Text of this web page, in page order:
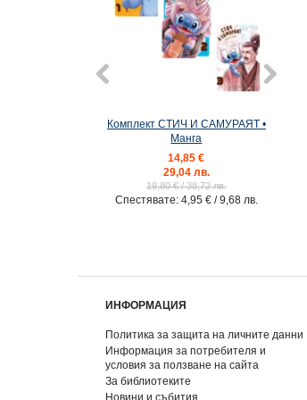
Комплект СТИЧ И САМУРАЯТ •
Манга
14,85 €
29,04 лв.
19,80 €/ 38,72 лв.
Спестявате: 4,95 € / 9,68 лв.
ИНФОРМАЦИЯ
Политика за защита на личните данни
Информация за потребителя и
условия за ползване на сайта
За библиотеките
Новини и събития